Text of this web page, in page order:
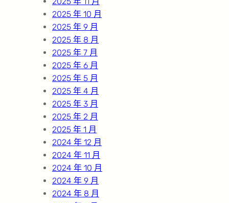
2025 年 10 月
2025 年 9 月
2025 年 8 月
2025 年 7 月
2025 年 6 月
2025 年 5 月
2025 年 4 月
2025 年 3 月
2025 年 2 月
2025 年 1 月
2024 年 12 月
2024 年 11 月
2024 年 10 月
2024 年 9 月
2024 年 8 月